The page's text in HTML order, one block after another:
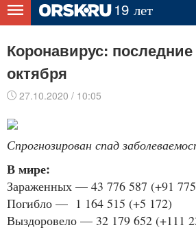
Коронавирус:
октября
27.10.2020 / 10:05
Спрогнозирован спад
В мире:
Зараженных — 43 776 587 (+91
Погибло — 1 164 515 (+5 172)
Выздоровело — 32 179 652 (+111